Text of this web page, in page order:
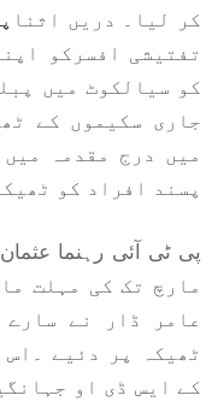
کر لیا۔ دریں اثنا
تفتیشی افسرکو
کو سیالکوٹ میں
جاری سکیموں کے
میں درج مقدمہ
پسند افراد کو
مارچ تک کی مہلت
عامر ڈار نے
ٹھیکہ پر دئیے
کے ایس ڈی او